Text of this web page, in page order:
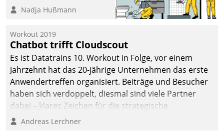
vernetzen, nutzt die
Jahresbeginn eine
Überblick, Einsicht und
Eingriff bietende Lösung.
Zur Entwicklung setzte
man auf
Cloudtechnologie,
bewährte und Startup-
agile Projektmethoden.
Nadja Hußmann
Workout 2019
Chatbot trifft Cloudscout
Es ist Datatrains 10. Workout in Folge, vor einem
Jahrzehnt hat das 20-jährige Unternehmen das erste
Anwendertreffen organisiert. Beiträge und Besucher
haben sich verdoppelt, diesmal sind viele Partner
dabei – klares Zeichen für die strategische
Fokussierung auf den Kunden.
Andreas Lerchner